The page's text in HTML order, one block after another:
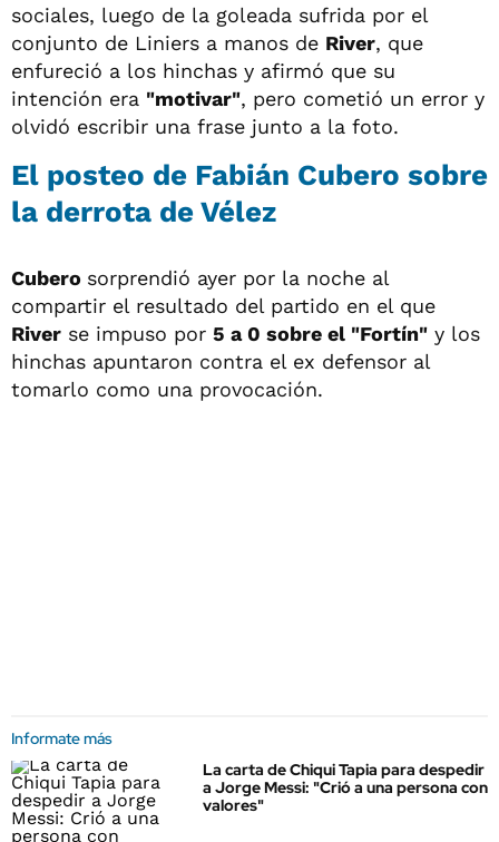
sociales, luego de la goleada sufrida por el
conjunto de Liniers a manos de River, que
enfureció a los hinchas y afirmó que su
intención era "motivar", pero cometió un error y
olvidó escribir una frase junto a la foto.
El posteo de Fabián Cubero sobre
la derrota de Vélez
Cubero sorprendió ayer por la noche al
compartir el resultado del partido en el que
River se impuso por 5 a 0 sobre el "Fortín" y los
hinchas apuntaron contra el ex defensor al
tomarlo como una provocación.
Informate más
La carta de Chiqui Tapia para despedir
a Jorge Messi: "Crió a una persona con
valores"